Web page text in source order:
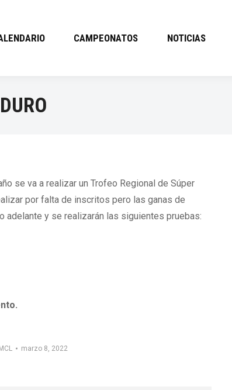
CAMPEONATOS NOTICIAS
se va a realizar un Trofeo Regional de Súper
por falta de inscritos pero las ganas de
y se realizarán las siguientes pruebas:
marzo 8, 2022